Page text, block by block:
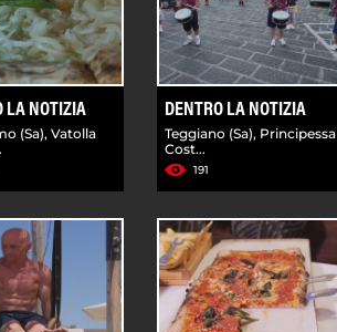
LA NOTIZIA
(Sa), Vatolla
DENTRO LA NOTIZIA
Teggiano (Sa), Principessa
Cost...
191